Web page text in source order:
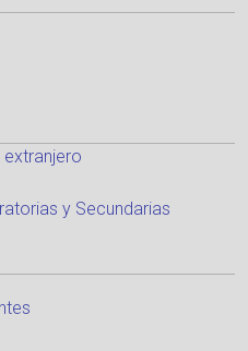
extranjero
y Secundarias